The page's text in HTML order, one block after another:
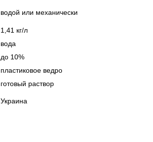
водой или механически
1,41 кг/л
вода
до 10%
пластиковое ведро
готовый раствор
Украина